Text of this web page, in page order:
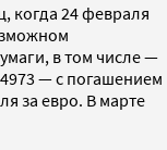
когда 24 февраля
в том числе —
— с погашением
за евро. В марте